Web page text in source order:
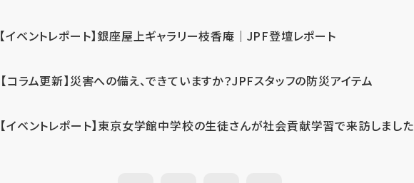
【イベントレポート】銀座屋上ギャラリー枝香庵｜JPF登壇レポート
【コラム更新】災害への備え、できていますか？JPFスタッフの防災アイテム
【イベントレポート】東京女学館中学校の生徒さんが社会貢献学習で来訪しました